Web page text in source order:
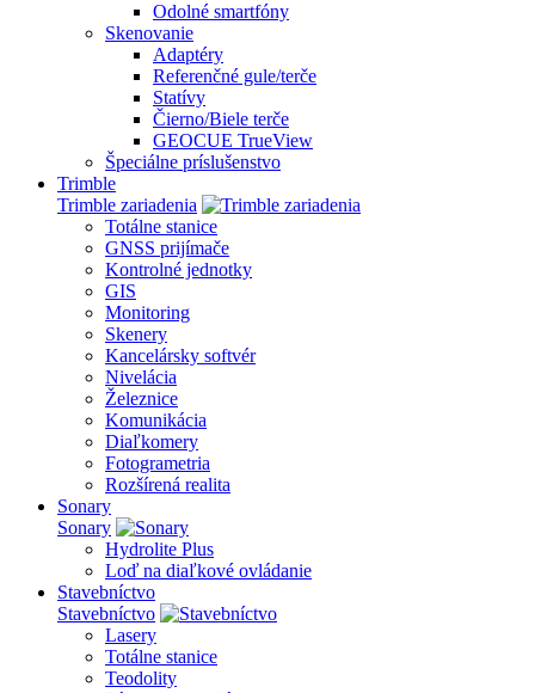
Odolné smartfóny
Skenovanie
Adaptéry
Referenčné gule/terče
Statívy
Čierno/Biele terče
GEOCUE TrueView
Špeciálne príslušenstvo
Trimble
Trimble zariadenia
Totálne stanice
GNSS prijímače
Kontrolné jednotky
GIS
Monitoring
Skenery
Kancelársky softvér
Nivelácia
Železnice
Komunikácia
Diaľkomery
Fotogrametria
Rozšírená realita
Sonary
Sonary
Hydrolite Plus
Loď na diaľkové ovládanie
Stavebníctvo
Stavebníctvo
Lasery
Totálne stanice
Teodolity